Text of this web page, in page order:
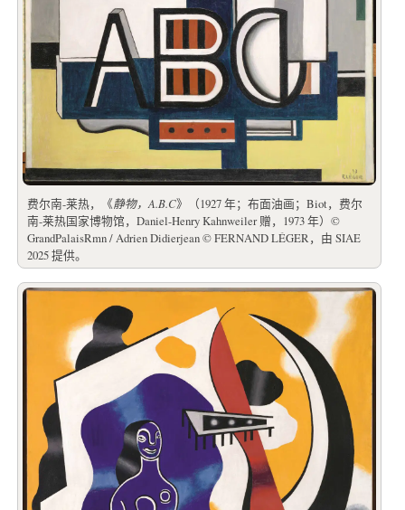
费尔南-莱热，《静物，A.B.C》（1927 年；布面油画；Biot，费尔
南-莱热国家博物馆，Daniel-Henry Kahnweiler 赠，1973 年）©
GrandPalaisRmn / Adrien Didierjean © FERNAND LÉGER，由 SIAE
2025 提供。